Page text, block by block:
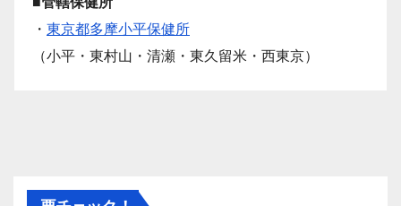
・ 東京都多摩小平保健所
（小平・東村山・清瀬・東久留米・西東京）